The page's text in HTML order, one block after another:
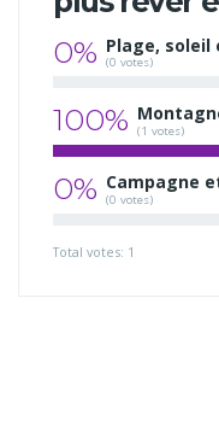
0% Plage,
(0 votes)
100% (1 votes)
0% Campagne
(0 votes)
Total votes: 1